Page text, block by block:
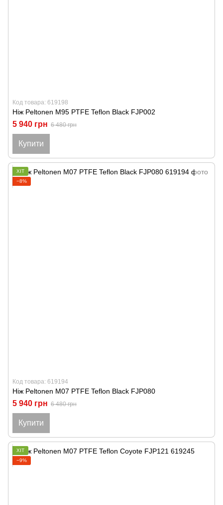
Код товара: 619198
Ніж Peltonen M95 PTFE Teflon Black FJP002
5 940 грн 6 480 грн
Купити
ХІТ
−8%
Код товара: 619194
Ніж Peltonen M07 PTFE Teflon Black FJP080
5 940 грн 6 480 грн
Купити
ХІТ
−9%